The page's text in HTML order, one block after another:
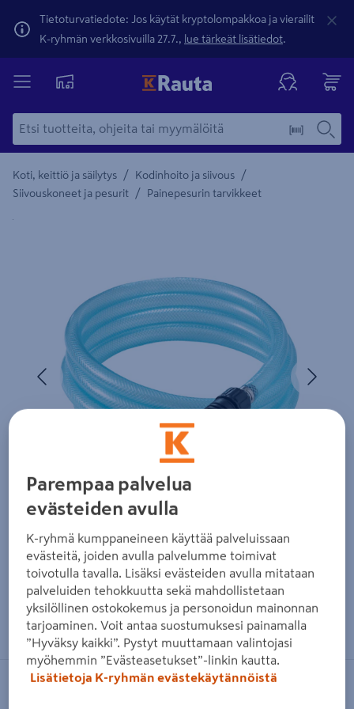
Tietoturvatiedote: Jos käytät kryptolompakkoa ja vierailit
K-ryhmän verkkosivuilla 27.7., lue tärkeät lisätiedot.
Koti, keittiö ja säilytys / Kodinhoito ja siivous /
Siivouskoneet ja pesurit / Painepesurin tarvikkeet
Yksityiskohtainen kuvaus löytyy Tuotteen kuvaus -
Edellinen
Zoomaa kuvaa sormilla kosketusnäytöllä
Parempaa palvelua
evästeiden avulla
K-ryhmä kumppaneineen käyttää palveluissaan
evästeitä, joiden avulla palvelumme toimivat
toivotulla tavalla. Lisäksi evästeiden avulla mitataan
palveluiden tehokkuutta sekä mahdollistetaan
yksilöllinen ostokokemus ja personoidun mainonnan
tarjoaminen. Voit antaa suostumuksesi painamalla
”Hyväksy kaikki”. Pystyt muuttamaan valintojasi
myöhemmin ”Evästeasetukset”-linkin kautta.
Lisätietoja K-ryhmän evästekäytännöistä